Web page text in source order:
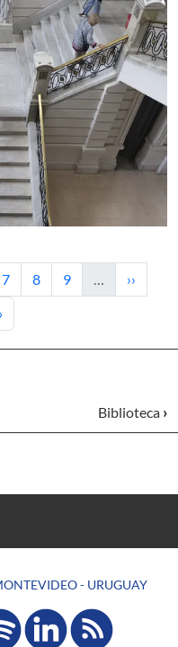
Página
7 Página
8 Página
9 …
››
Biblioteca ›
- URUGUAY